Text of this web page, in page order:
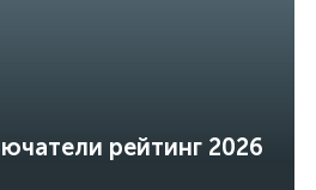
рейтинг 2026